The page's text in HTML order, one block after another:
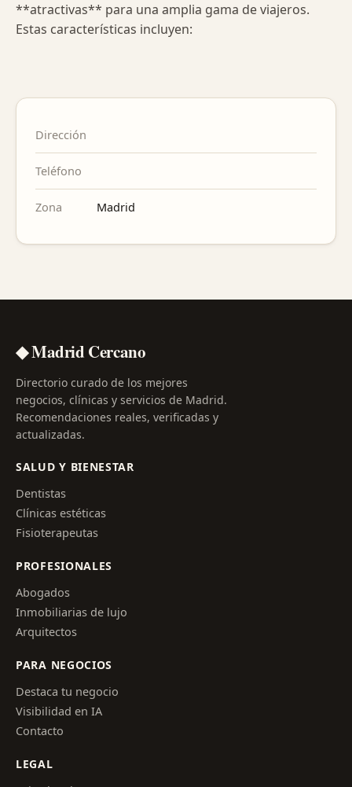
**atractivas** para una amplia gama de viajeros.
Estas características incluyen:
Dirección
Teléfono
Zona Madrid
◆ Madrid Cercano
Directorio curado de los mejores
negocios, clínicas y servicios de Madrid.
Recomendaciones reales, verificadas y
actualizadas.
SALUD Y BIENESTAR
Dentistas
Clínicas estéticas
Fisioterapeutas
PROFESIONALES
Abogados
Inmobiliarias de lujo
Arquitectos
PARA NEGOCIOS
Destaca tu negocio
Visibilidad en IA
Contacto
LEGAL